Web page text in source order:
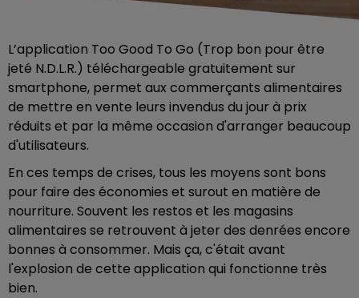
L’application Too Good To Go (Trop bon pour être
jeté N.D.L.R.) téléchargeable gratuitement sur
smartphone, permet aux commerçants alimentaires
de mettre en vente leurs invendus du jour à prix
réduits et par la même occasion d'arranger beaucoup
d'utilisateurs.
En ces temps de crises, tous les moyens sont bons
pour faire des économies et surout en matière de
nourriture. Souvent les restos et les magasins
alimentaires se retrouvent à jeter des denrées encore
bonnes à consommer. Mais ça, c'était avant
l'explosion de cette application qui fonctionne très
bien.